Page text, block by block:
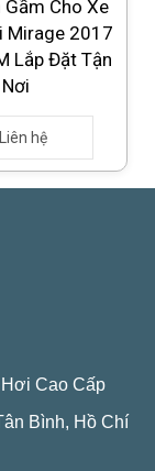
Cho Xe
Mirage 2017
Lắp Đặt Tận
Nơi
Cao Cấp
Bình, Hồ Chí